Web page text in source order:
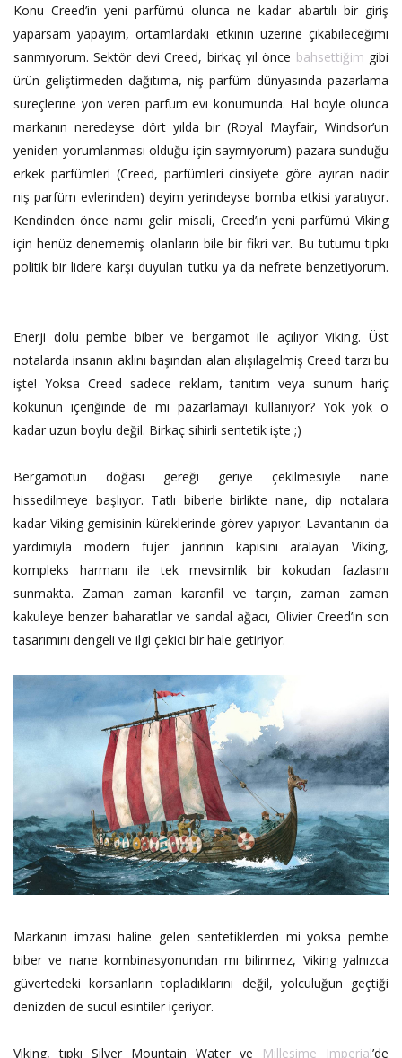
Konu Creed’in yeni parfümü olunca ne kadar abartılı bir giriş
yaparsam yapayım, ortamlardaki etkinin üzerine çıkabileceğimi
sanmıyorum. Sektör devi Creed, birkaç yıl önce bahsettiğim gibi
ürün geliştirmeden dağıtıma, niş parfüm dünyasında pazarlama
süreçlerine yön veren parfüm evi konumunda. Hal böyle olunca
markanın neredeyse dört yılda bir (Royal Mayfair, Windsor’un
yeniden yorumlanması olduğu için saymıyorum) pazara sunduğu
erkek parfümleri (Creed, parfümleri cinsiyete göre ayıran nadir
niş parfüm evlerinden) deyim yerindeyse bomba etkisi yaratıyor.
Kendinden önce namı gelir misali, Creed’in yeni parfümü Viking
için henüz denememiş olanların bile bir fikri var. Bu tutumu tıpkı
politik bir lidere karşı duyulan tutku ya da nefrete benzetiyorum.
Enerji dolu pembe biber ve bergamot ile açılıyor Viking. Üst
notalarda insanın aklını başından alan alışılagelmiş Creed tarzı bu
işte! Yoksa Creed sadece reklam, tanıtım veya sunum hariç
kokunun içeriğinde de mi pazarlamayı kullanıyor? Yok yok o
kadar uzun boylu değil. Birkaç sihirli sentetik işte ;)
Bergamotun doğası gereği geriye çekilmesiyle nane
hissedilmeye başlıyor. Tatlı biberle birlikte nane, dip notalara
kadar Viking gemisinin küreklerinde görev yapıyor. Lavantanın da
yardımıyla modern fujer janrının kapısını aralayan Viking,
kompleks harmanı ile tek mevsimlik bir kokudan fazlasını
sunmakta. Zaman zaman karanfil ve tarçın, zaman zaman
kakuleye benzer baharatlar ve sandal ağacı, Olivier Creed’in son
tasarımını dengeli ve ilgi çekici bir hale getiriyor.
Markanın imzası haline gelen sentetiklerden mi yoksa pembe
biber ve nane kombinasyonundan mı bilinmez, Viking yalnızca
güvertedeki korsanların topladıklarını değil, yolculuğun geçtiği
denizden de sucul esintiler içeriyor.
Viking, tıpkı Silver Mountain Water ve Millesime Imperial’de